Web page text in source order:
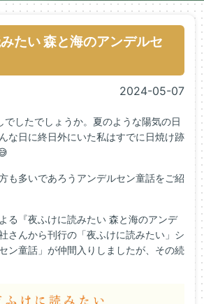
みたい 森と海のアンデルセ
2024-05-07
でしたでしょうか。夏のような陽気の日
な日に終日外にいた私はすでに日焼け跡
も多いであろうアンデルセン童話をご紹
る『夜ふけに読みたい 森と海のアンデ
さんから刊行の「夜ふけに読みたい」シ
ン童話」が仲間入りしましたが、その続